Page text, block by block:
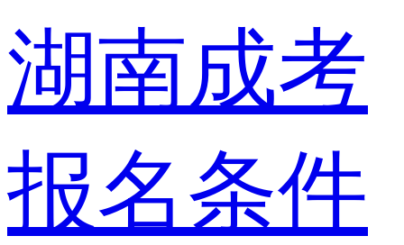
湖南成考
报名条件